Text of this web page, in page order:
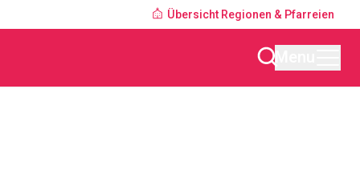
Übersicht Regionen & Pfarreien